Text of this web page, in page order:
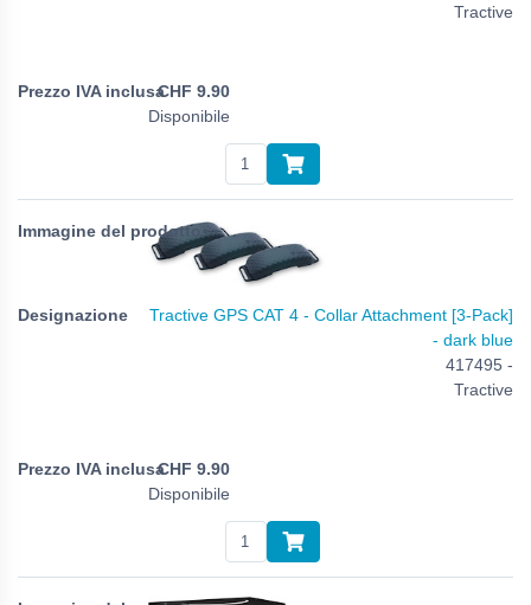
Tractive
CHF 9.90
Disponibile
Tractive GPS CAT 4 - Collar Attachment [3-Pack]
- dark blue
417495 -
Tractive
CHF 9.90
Disponibile